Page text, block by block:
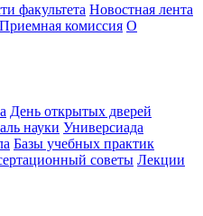
факультета Новостная лента
Приемная комиссия О
День открытых дверей
науки Универсиада
Базы учебных практик
советы Лекции